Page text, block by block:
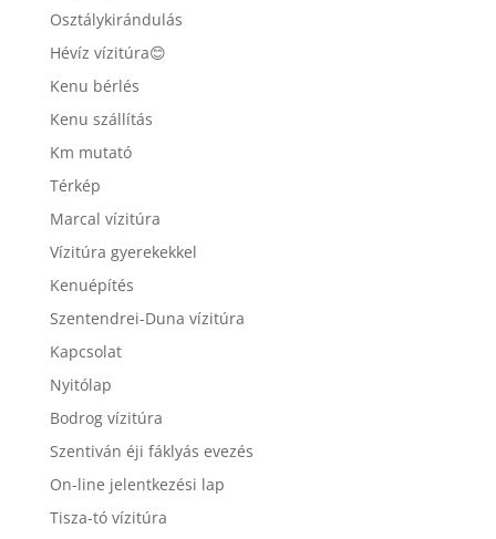
Osztálykirándulás
Hévíz vízitúra😊
Kenu bérlés
Kenu szállítás
Km mutató
Térkép
Marcal vízitúra
Vízitúra gyerekekkel
Kenuépítés
Szentendrei-Duna vízitúra
Kapcsolat
Nyitólap
Bodrog vízitúra
Szentiván éji fáklyás evezés
On-line jelentkezési lap
Tisza-tó vízitúra